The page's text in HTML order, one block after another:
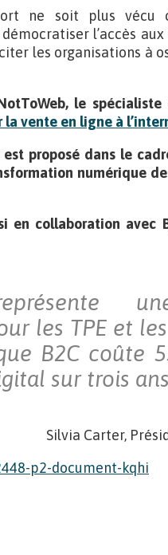
ne soit plus vécu
l’accès
les organisations à
le
la vente en ligne à
proposé dans le
numérique
en collaboration avec
les TPE et
B2C coûte
sur trois
Silvia Carter,